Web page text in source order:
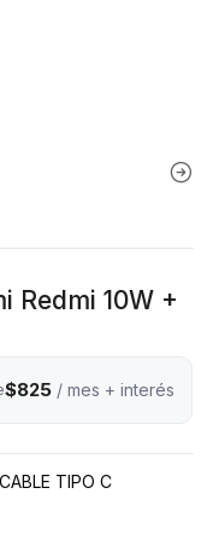
Redmi 10W +
$825 / mes + interés
TIPO C